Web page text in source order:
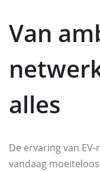
Van
alles
De ervaring van
vandaag